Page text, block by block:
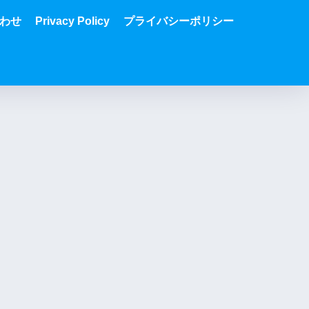
せ Privacy Policy プライバシーポリシー